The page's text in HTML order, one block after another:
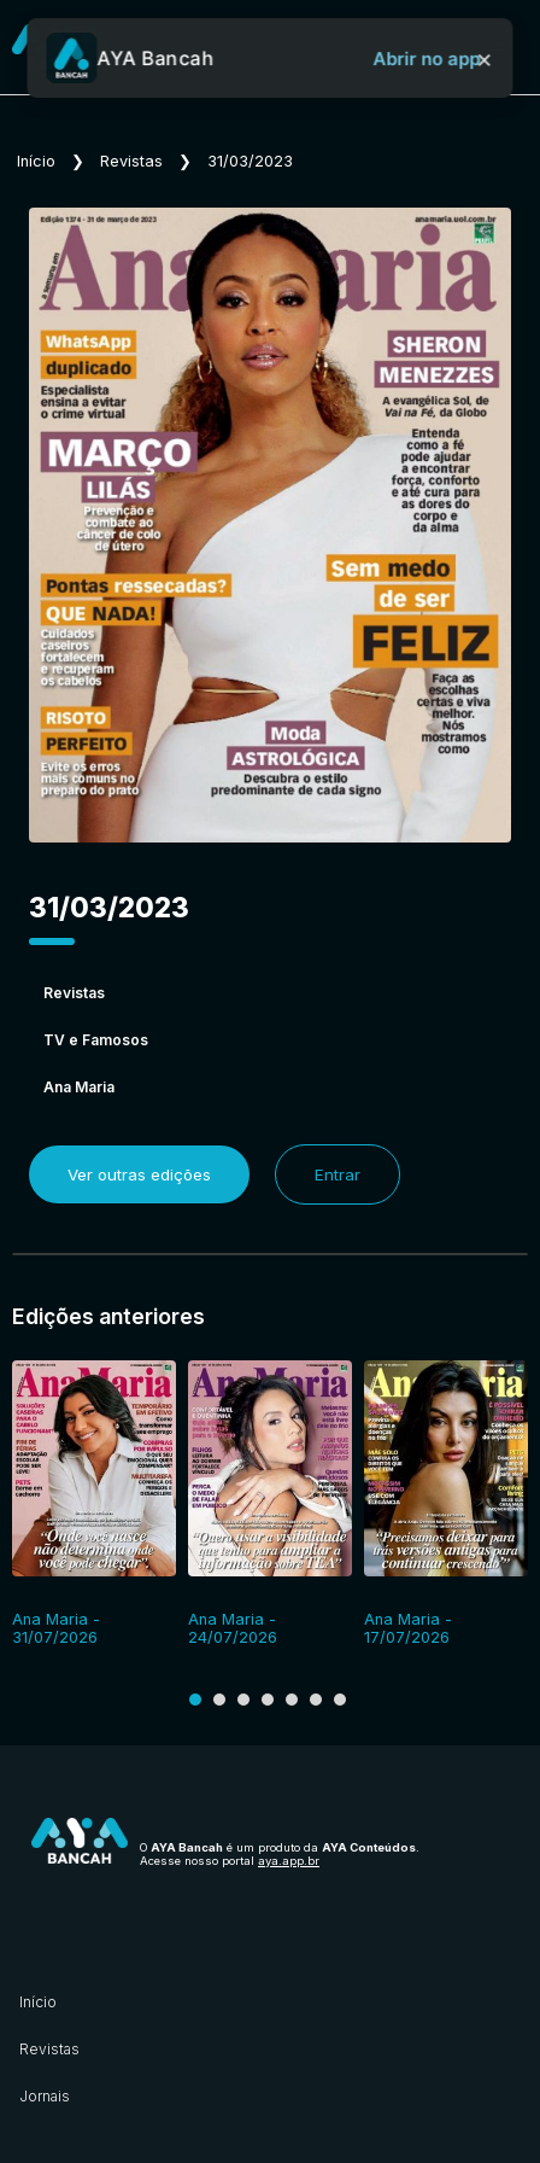
Sobre o Aya Bancah
Revistas
Jornais
Entrar
AYA Bancah Abrir no app×
Início ❯ Revistas ❯ 31/03/2023
31/03/2023
Revistas
TV e Famosos
Ana Maria
Ver outras edições Entrar
Edições anteriores
Ana Maria -
31/07/2026
Ana Maria -
24/07/2026
Ana Maria -
17/07/2026
O AYA Bancah é um produto da AYA Conteúdos
Acesse nosso portal aya.app.br
Início
Revistas
Jornais